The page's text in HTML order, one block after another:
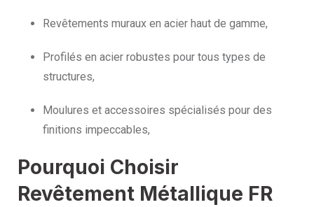
Revêtements muraux en acier haut de gamme,
Profilés en acier robustes pour tous types de
structures,
Moulures et accessoires spécialisés pour des
finitions impeccables,
Pourquoi Choisir
Revêtement Métallique FR